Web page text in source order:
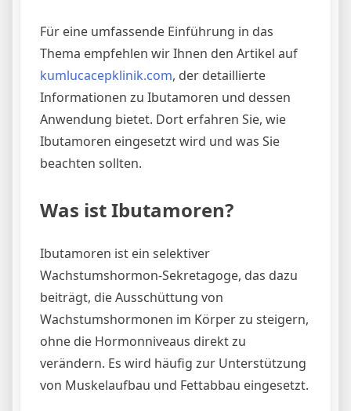
Für eine umfassende Einführung in das
Thema empfehlen wir Ihnen den Artikel auf
kumlucacepklinik.com, der detaillierte
Informationen zu Ibutamoren und dessen
Anwendung bietet. Dort erfahren Sie, wie
Ibutamoren eingesetzt wird und was Sie
beachten sollten.
Was ist Ibutamoren?
Ibutamoren ist ein selektiver
Wachstumshormon-Sekretagoge, das dazu
beiträgt, die Ausschüttung von
Wachstumshormonen im Körper zu steigern,
ohne die Hormonniveaus direkt zu
verändern. Es wird häufig zur Unterstützung
von Muskelaufbau und Fettabbau eingesetzt.